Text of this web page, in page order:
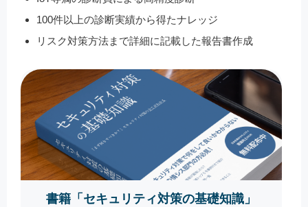
100件以上の診断実績から得たナレッジ
リスク対策方法まで詳細に記載した報告書作成
書籍「セキュリティ対策の基礎知識」